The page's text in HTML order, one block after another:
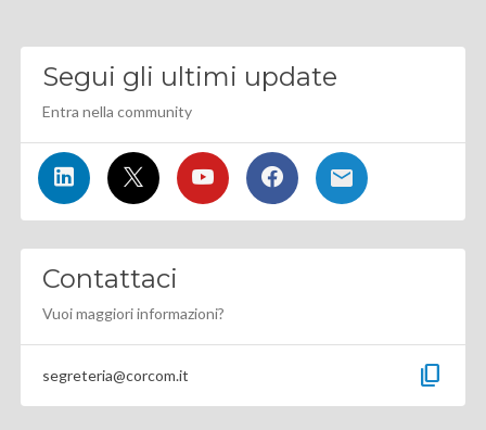
Segui gli ultimi update
Entra nella community
Contattaci
Vuoi maggiori informazioni?
segreteria@corcom.it content_copy